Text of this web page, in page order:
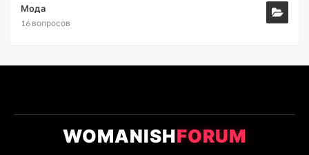
Мода
16 вопросов
WOMANISHFORUM